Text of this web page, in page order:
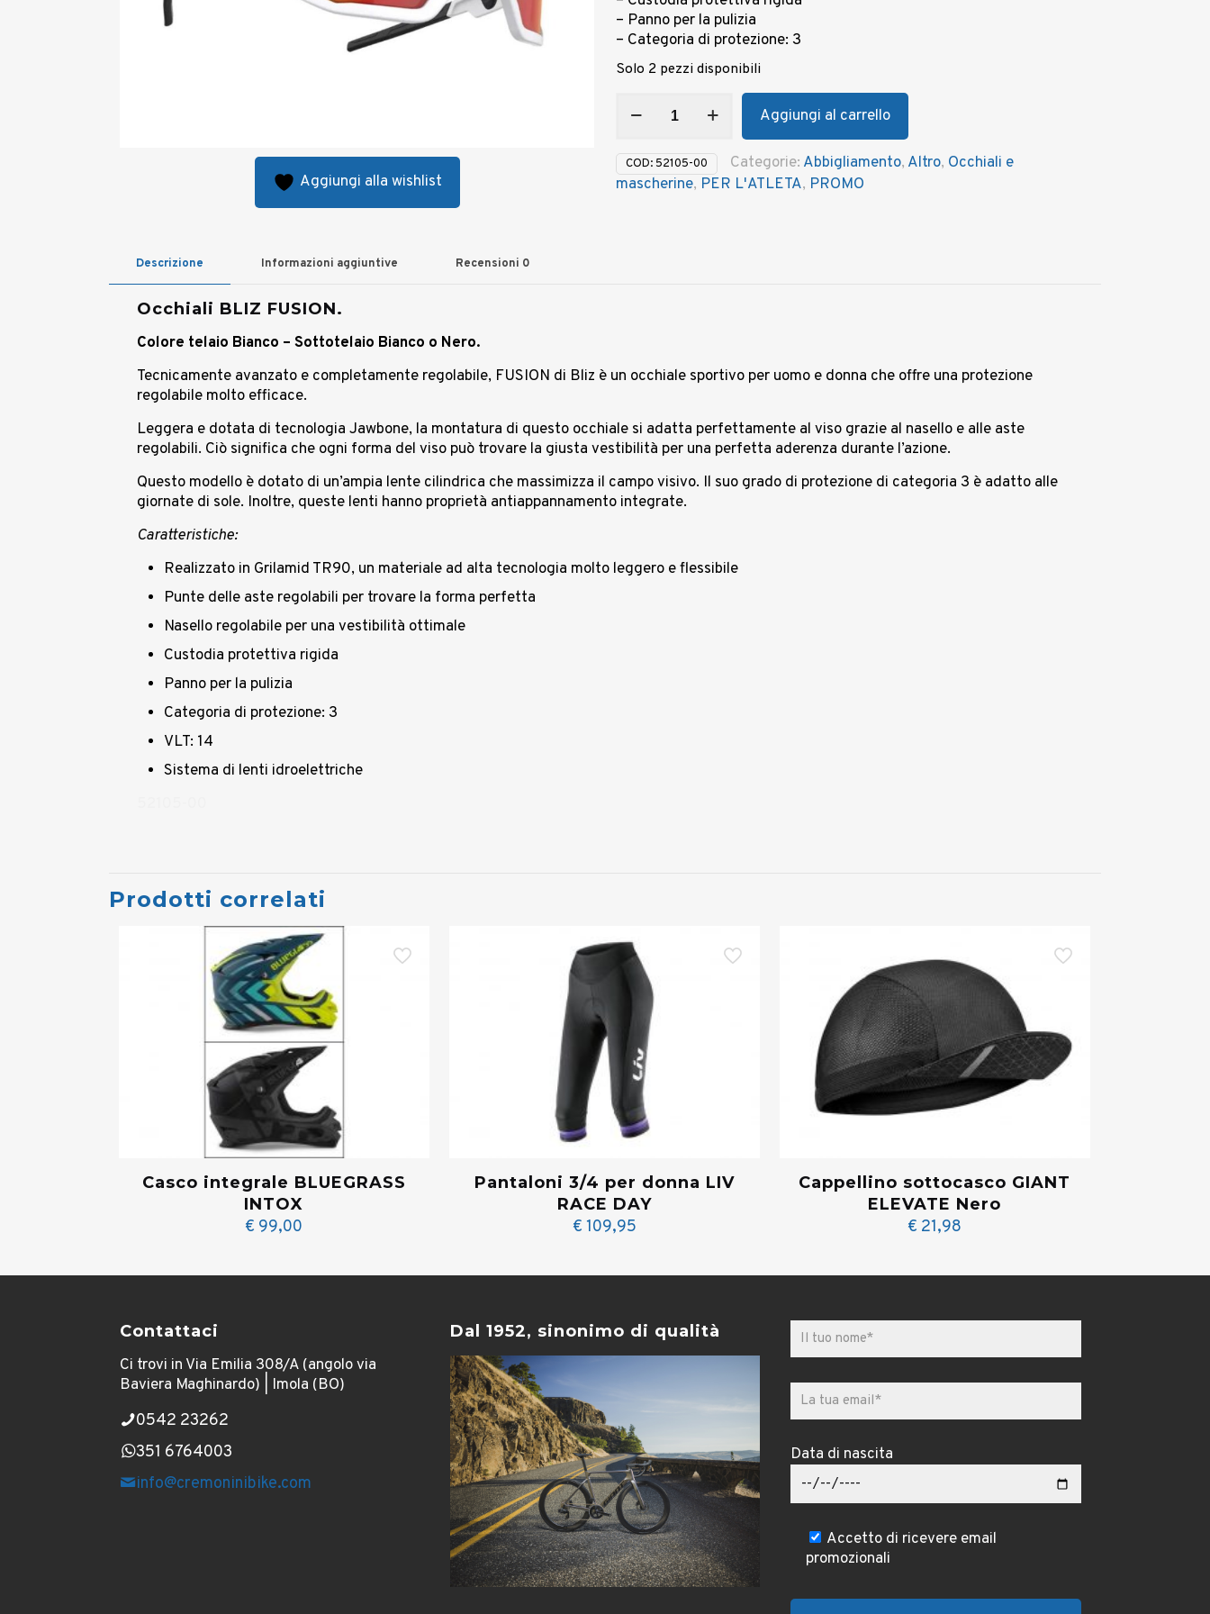
Aggiungi alla wishlist
€ 99,95.€ 69,00.
– Panno per la pulizia
– Categoria di protezione: 3
Solo 2 pezzi disponibili
BLIZ
-
Bianco/Nero
Aggiungi al carrello
COD: 52105-00 Categorie: Abbigliamento, Altro, Occhiali e
mascherine, PER L'ATLETA, PROMO
Descrizione Informazioni aggiuntive Recensioni 0
Occhiali BLIZ FUSION.
Colore telaio Bianco – Sottotelaio Bianco o Nero.
Tecnicamente avanzato e completamente regolabile, FUSION di Bliz è un occhiale sportivo per uomo e donna che offre una protezione
regolabile molto efficace.
Leggera e dotata di tecnologia Jawbone, la montatura di questo occhiale si adatta perfettamente al viso grazie al nasello e alle aste
regolabili. Ciò significa che ogni forma del viso può trovare la giusta vestibilità per una perfetta aderenza durante l’azione.
Questo modello è dotato di un’ampia lente cilindrica che massimizza il campo visivo. Il suo grado di protezione di categoria 3 è adatto alle
giornate di sole. Inoltre, queste lenti hanno proprietà antiappannamento integrate.
Caratteristiche:
Realizzato in Grilamid TR90, un materiale ad alta tecnologia molto leggero e flessibile
Punte delle aste regolabili per trovare la forma perfetta
Nasello regolabile per una vestibilità ottimale
Custodia protettiva rigida
Panno per la pulizia
Categoria di protezione: 3
VLT: 14
Sistema di lenti idroelettriche
Prodotti correlati
Casco integrale BLUEGRASS
INTOX
€ 99,00
Pantaloni 3/4 per donna LIV
RACE DAY
€ 109,95
Cappellino sottocasco GIANT
ELEVATE Nero
€ 21,98
Contattaci
Ci trovi in Via Emilia 308/A (angolo via
Baviera Maghinardo) | Imola (BO)
0542 23262
351 6764003
info@cremoninibike.com
Dal 1952, sinonimo di qualità
Data di nascita
Accetto di ricevere email
promozionali